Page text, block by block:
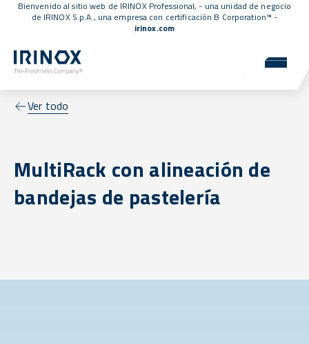
Bienvenido al sitio web de IRINOX Professional, - una unidad de negocio
de IRINOX S.p.A., una empresa con certificación B Corporation™ -
irinox.com
Ver todo
MultiRack con alineación de
bandejas de pastelería